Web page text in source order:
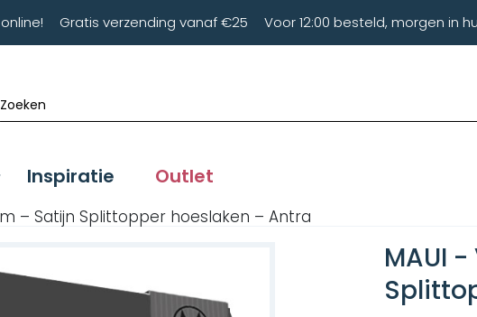
Gratis verzending vanaf €25 Voor 12:00 besteld, morgen in
Inspiratie Outlet
– Satijn Splittopper hoeslaken – Antra
MAUI